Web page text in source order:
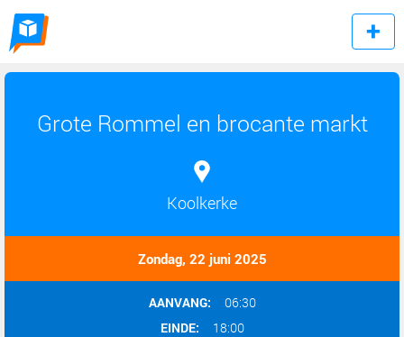
Grote Rommel en brocante markt
Koolkerke
Zondag, 22 juni 2025
AANVANG:
06:30
EINDE:
18:00